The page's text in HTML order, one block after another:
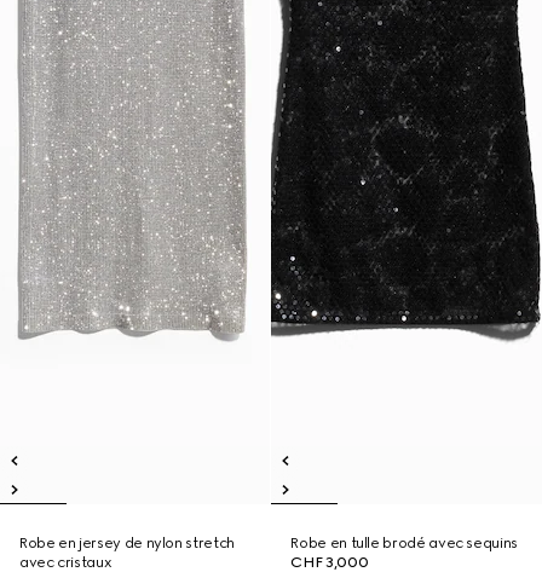
Robe en jersey de nylon stretch
avec cristaux
Robe en tulle brodé avec sequins
CHF 3,000